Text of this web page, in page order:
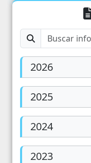
2026
2025
2024
2023